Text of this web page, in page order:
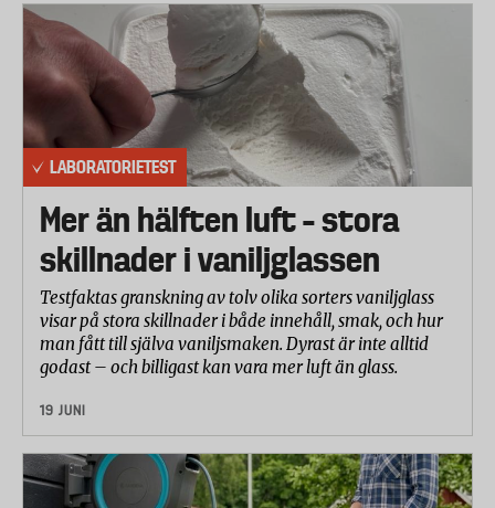
LABORATORIETEST
Mer än hälften luft – stora
skillnader i vaniljglassen
Testfaktas granskning av tolv olika sorters vaniljglass
visar på stora skillnader i både innehåll, smak, och hur
man fått till själva vaniljsmaken. Dyrast är inte alltid
godast – och billigast kan vara mer luft än glass.
19 JUNI